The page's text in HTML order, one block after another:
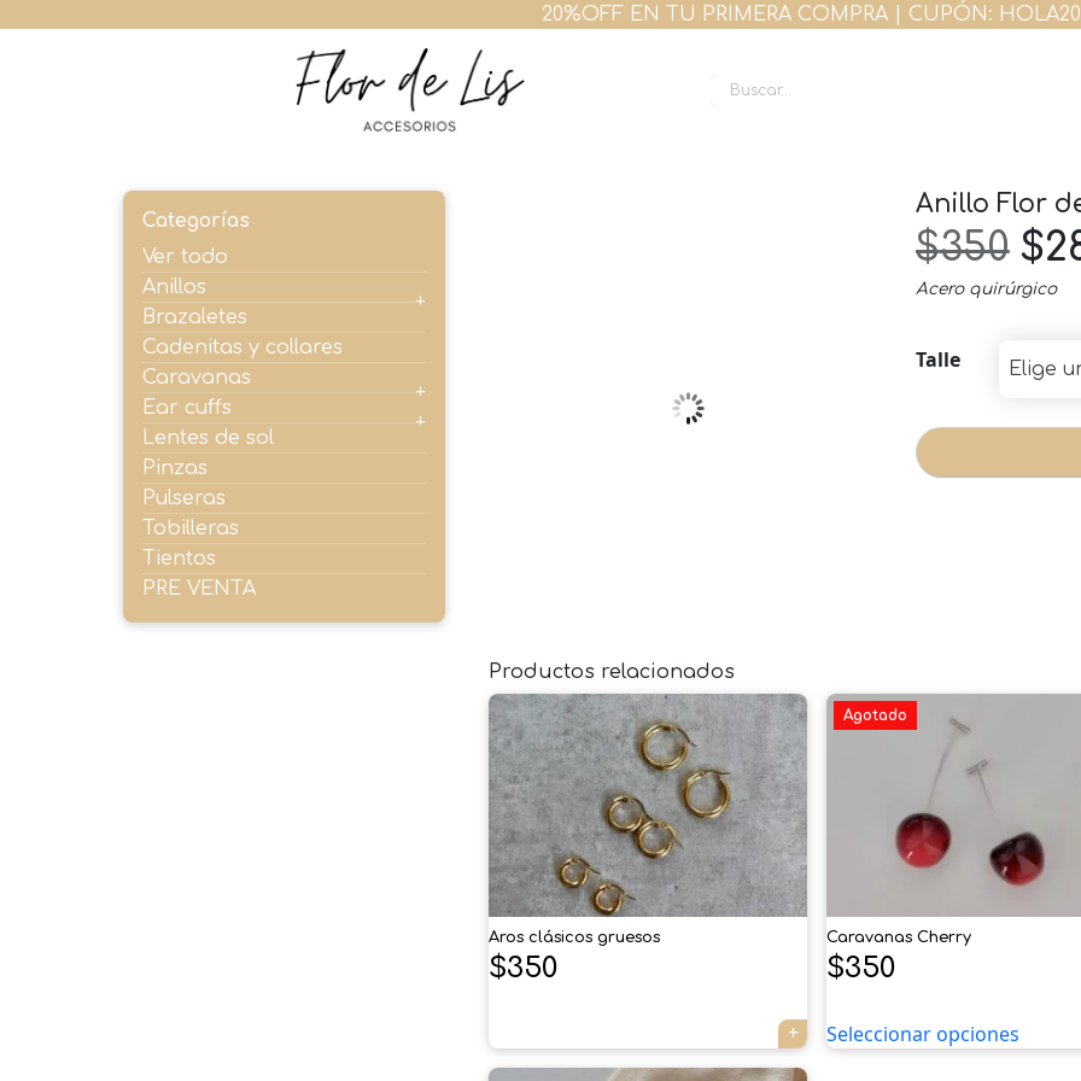
20%OFF EN TU PRIMERA COMPRA | CUPÓN: HOLA20
Categorías
Ver todo
Anillos
Brazaletes
Cadenitas y collares
Caravanas
Ear cuffs
Lentes de sol
Pinzas
Pulseras
Tobilleras
Tientos
PRE VENTA
Anillo Flor
$350 El
$
Acero quirúrgico
Talle
Productos relacionados
Aros clásicos gruesos
$350
Agotado
Caravanas Cherry
$350
Seleccionar opciones